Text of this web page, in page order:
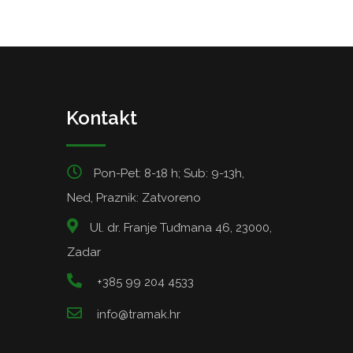
Kontakt
Pon-Pet: 8-18 h; Sub: 9-13h,
Ned, Praznik: Zatvoreno
Ul. dr. Franje Tuđmana 46, 23000,
Zadar
+385 99 204 4533
info@tramak.hr